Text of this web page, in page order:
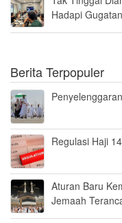
Hadapi
Berita Terpopuler
Regulasi Haji
Aturan Baru
Jemaah